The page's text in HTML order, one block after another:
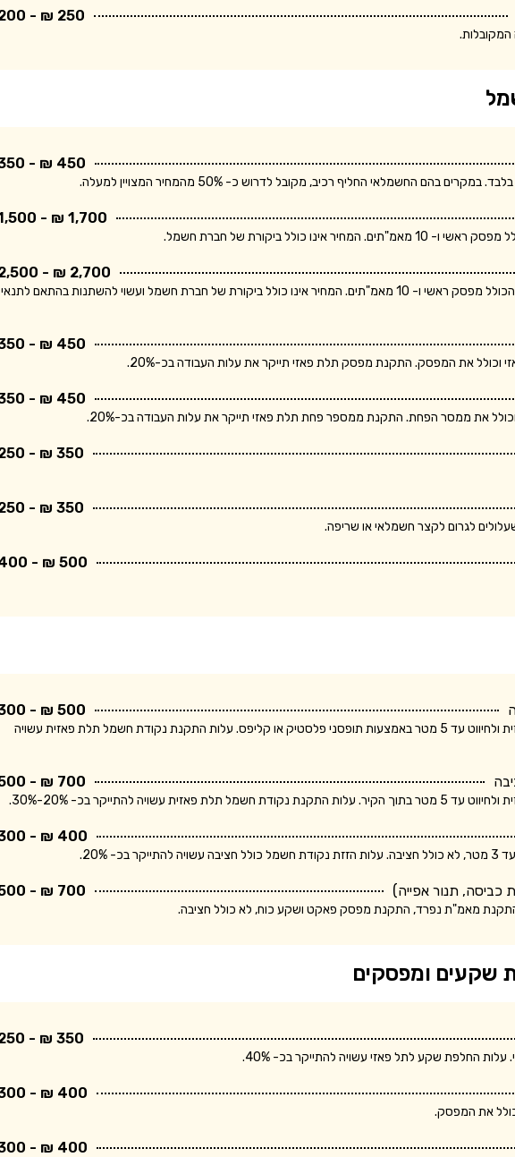
250 ₪ - 200 ₪
המקובלות.
450 ₪ - 350 ₪
בהם החשמלאי החליף רכיב, מקובל לדרוש כ- 50% מהמחיר המצויין למעלה.
1,700 ₪ - 1,500 ₪
כולל ביקורת של חברת חשמל.
2,700 ₪ - 2,500 ₪
המחיר מתייחס ללוח חשמל תלת פאזי הכולל מפסק ראשי ו- 10 מאמ"תים. המחיר אינו כולל ביקורת של חברת חשמל ועשוי להשתנות בהתאם לתנאי
450 ₪ - 350 ₪
את המפסק. התקנת מפסק תלת פאזי תייקר את עלות העבודה בכ-20%.
450 ₪ - 350 ₪
את ממסר הפחת. התקנת ממספר פחת תלת פאזי תייקר את עלות העבודה בכ-20%.
350 ₪ - 250 ₪
350 ₪ - 250 ₪
לגרום לקצר חשמלאי או שריפה.
500 ₪ - 400 ₪
500 ₪ - 300 ₪
המחיר מתייחס לנקודת חשמל חד פאזית ולחיווט עד 5 מטר באמצעות תופסני פלסטיק או קליפס. עלות התקנת נקודת חשמל תלת פאזית עשויה
700 ₪ - 500 ₪
עשויה להתייקר בכ- 20%-30%.
400 ₪ - 300 ₪
20%.
כביסה, תנור אפייה) 700 ₪ - 500 ₪
התקנת מאמ"ת נפרד, התקנת מפסק פאקט ושקע כוח, לא כולל חציבה.
שקעים ומפסקים
350 ₪ - 250 ₪
החלפת שקע לתל פאזי עשויה להתייקר בכ- 40%.
400 ₪ - 300 ₪
את המפסק.
400 ₪ - 300 ₪